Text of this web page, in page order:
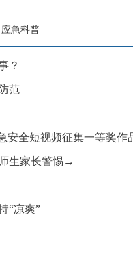
应急科普
？
范
安全短视频征集一等奖
生家长警惕→
“凉爽”